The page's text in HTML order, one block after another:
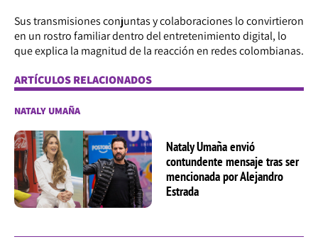
Sus transmisiones conjuntas y colaboraciones lo convirtieron
en un rostro familiar dentro del entretenimiento digital, lo
que explica la magnitud de la reacción en redes colombianas.
ARTÍCULOS RELACIONADOS
NATALY UMAÑA
Nataly Umaña envió
contundente mensaje tras ser
mencionada por Alejandro
Estrada